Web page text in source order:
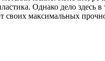
Однако дело здесь
своих максимальных